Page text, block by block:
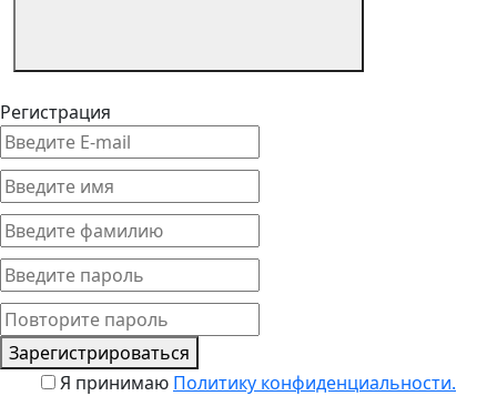
Регистрация
Зарегистрироваться
Я принимаю Политику конфиденциальности.